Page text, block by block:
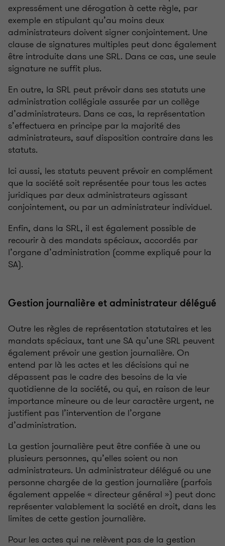
expressément une dérogation à cette règle, par
exemple en stipulant qu’au moins deux
administrateurs doivent signer conjointement. Une
clause de signatures multiples peut donc également
être introduite dans une SRL. Dans ce cas, une seule
signature ne suffit plus.
En outre, la SRL peut prévoir dans ses statuts une
administration collégiale assurée par un collège
d’administrateurs. Dans ce cas, la représentation
s’effectuera en principe par la majorité des
administrateurs, sauf disposition contraire dans les
statuts.
Ici aussi, les statuts peuvent prévoir en complément
que la société soit représentée pour tous les actes
juridiques par deux administrateurs agissant
conjointement, ou par un administrateur individuel.
Enfin, dans la SRL, il est également possible de
recourir à des mandats spéciaux, accordés par
l’organe d’administration (comme expliqué pour la
SA).
Gestion journalière et administrateur délégué
Outre les règles de représentation statutaires et les
mandats spéciaux, tant une SA qu’une SRL peuvent
également prévoir une gestion journalière. On
entend par là les actes et les décisions qui ne
dépassent pas le cadre des besoins de la vie
quotidienne de la société, ou qui, en raison de leur
importance mineure ou de leur caractère urgent, ne
justifient pas l’intervention de l’organe
d’administration.
La gestion journalière peut être confiée à une ou
plusieurs personnes, qu’elles soient ou non
administrateurs. Un administrateur délégué ou une
personne chargée de la gestion journalière (parfois
également appelée « directeur général ») peut donc
représenter valablement la société en droit, dans les
limites de cette gestion journalière.
Pour les actes qui ne relèvent pas de la gestion